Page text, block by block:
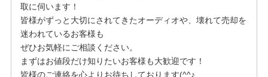
取に伺います！
皆様がずっと大切にされてきたオーディオや、壊れて売却を
迷われているお客様も
ぜひお気軽にご相談ください。
まずはお値段だけ知りたいお客様も大歓迎です！
皆様のご連絡を心よりお待ちしております(^^♪